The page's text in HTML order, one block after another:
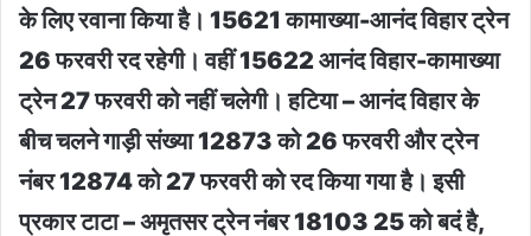
के लिए रवाना किया है। 15621 कामाख्या-आनंद विहार ट्रेन
26 फरवरी रद रहेगी। वहीं 15622 आनंद विहार-कामाख्या
ट्रेन 27 फरवरी को नहीं चलेगी। हटिया – आनंद विहार के
बीच चलने गाड़ी संख्या 12873 को 26 फरवरी और ट्रेन
नंबर 12874 को 27 फरवरी को रद किया गया है। इसी
प्रकार टाटा – अमृतसर ट्रेन नंबर 18103 25 को बदं है,